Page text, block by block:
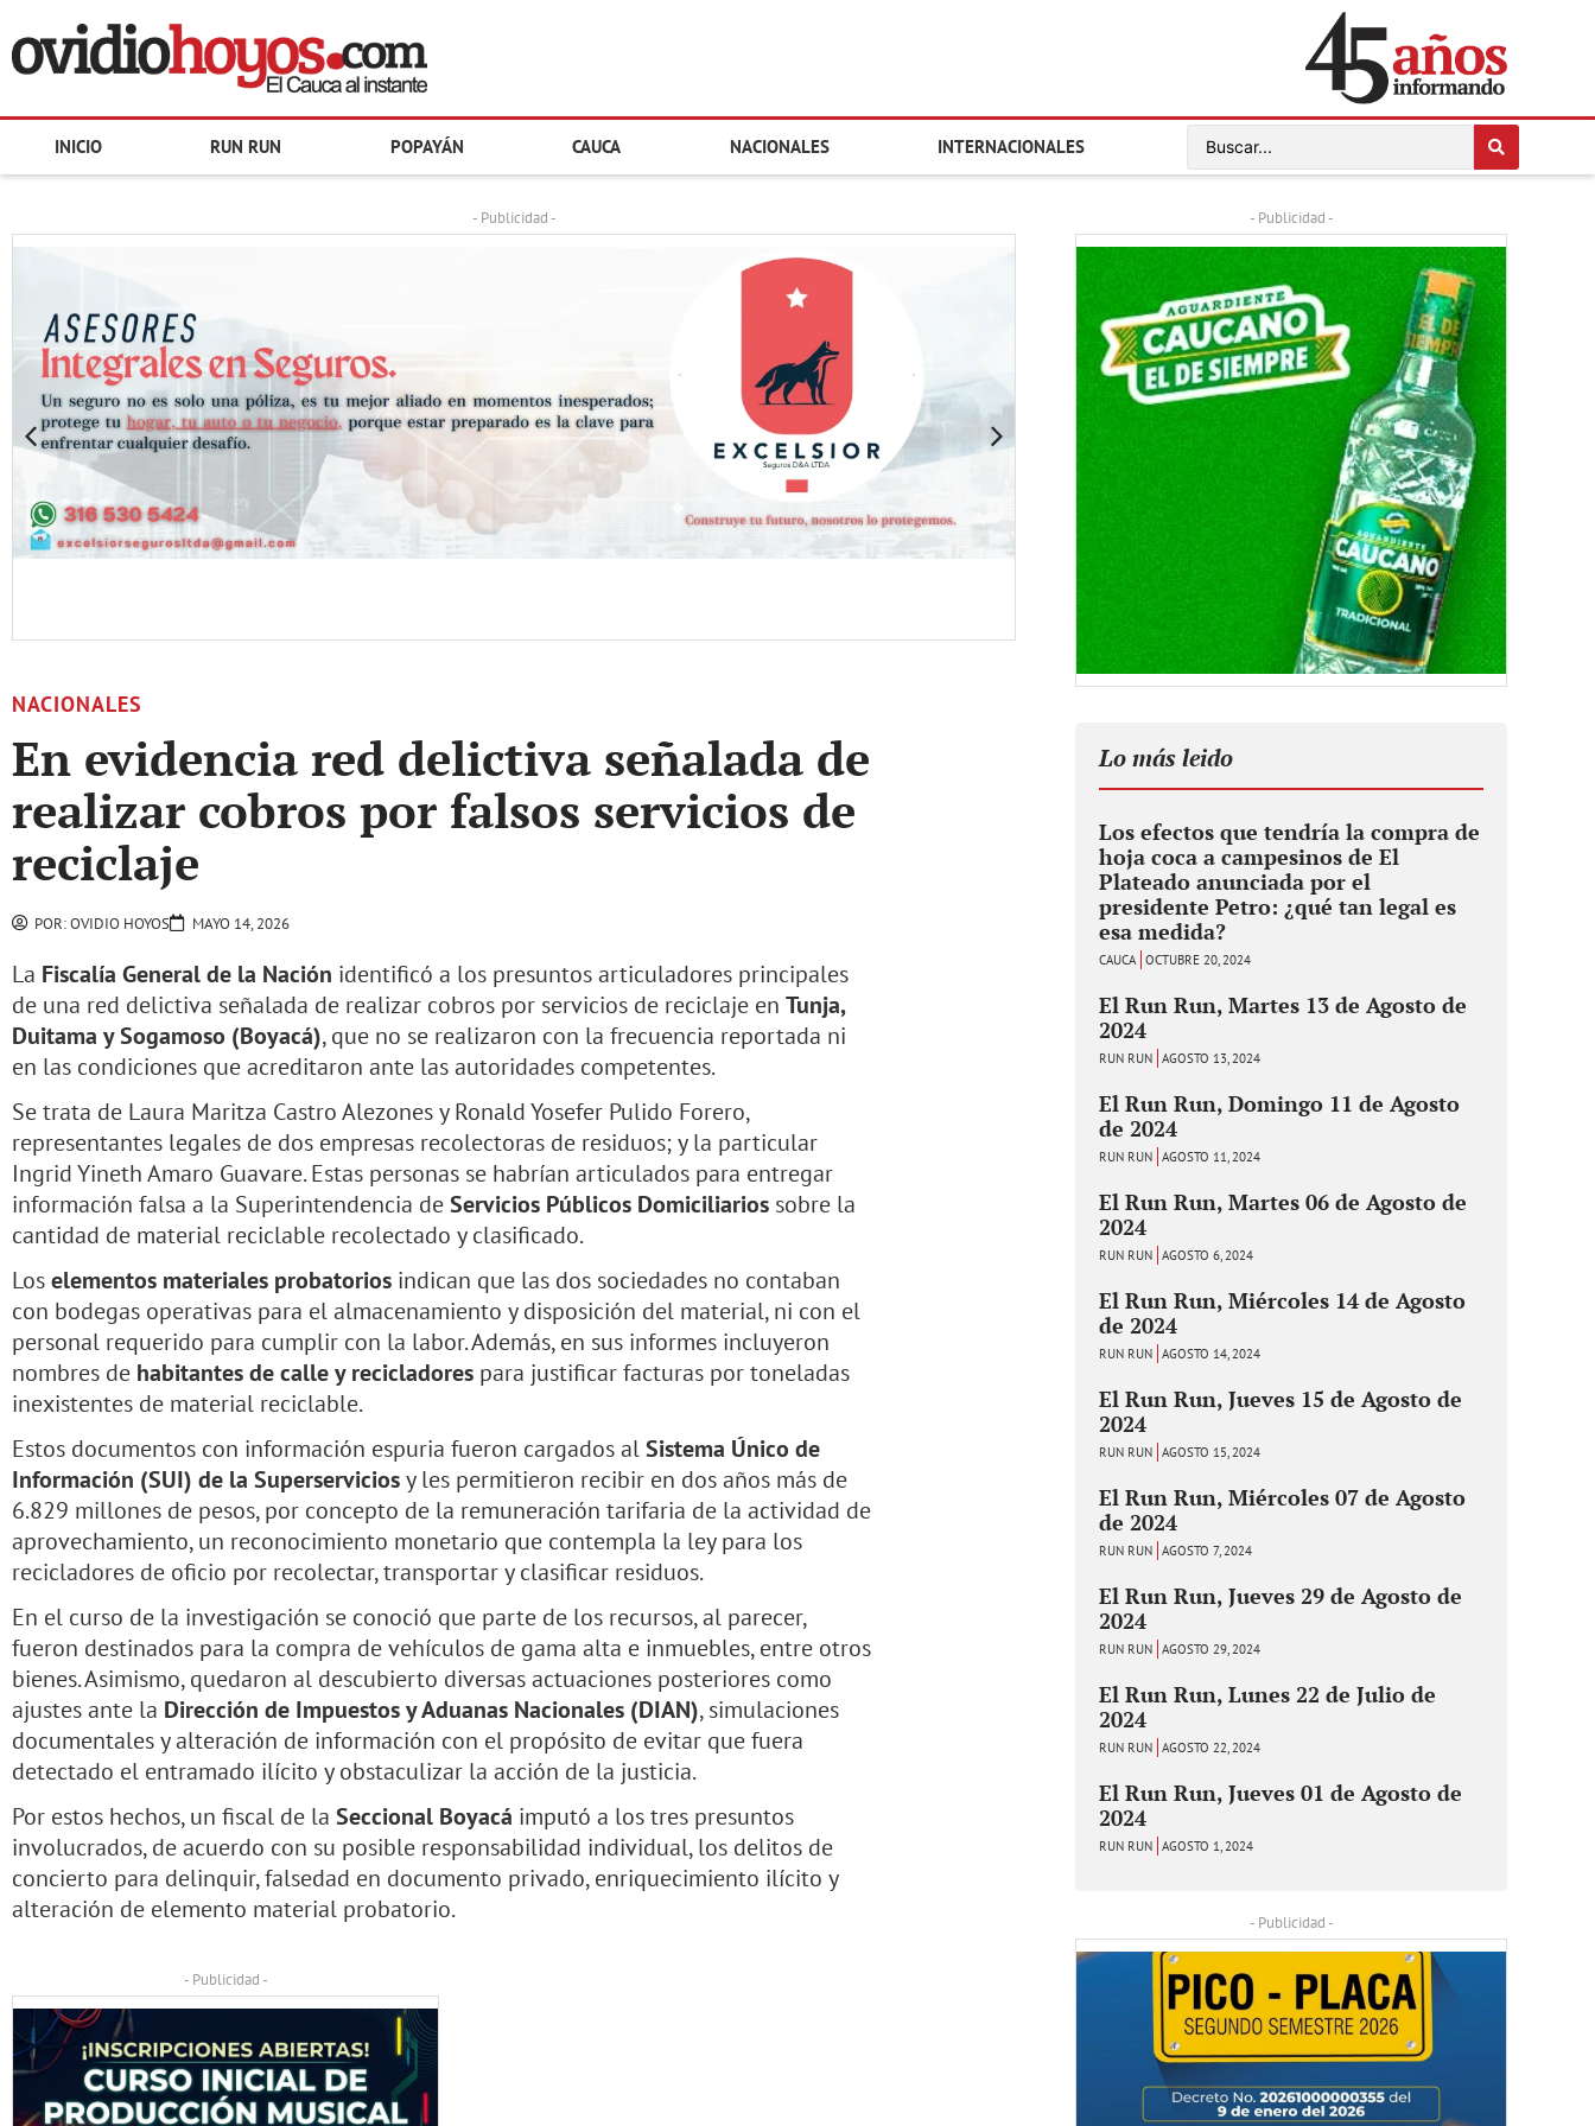
INICIO RUN RUN POPAYÁN CAUCA NACIONALES INTERNACIONALES
- Publicidad -
NACIONALES
En evidencia red delictiva señalada de
realizar cobros por falsos servicios de
reciclaje
POR:OVIDIO HOYOS MAYO 14, 2026
La Fiscalía General de la Nación identificó a los presuntos articuladores principales
de una red delictiva señalada de realizar cobros por servicios de reciclaje en Tunja,
Duitama y Sogamoso (Boyacá), que no se realizaron con la frecuencia reportada ni
en las condiciones que acreditaron ante las autoridades competentes.
Se trata de Laura Maritza Castro Alezones y Ronald Yosefer Pulido Forero,
representantes legales de dos empresas recolectoras de residuos; y la particular
Ingrid Yineth Amaro Guavare. Estas personas se habrían articulados para entregar
información falsa a la Superintendencia deServicios Públicos Domiciliarios sobre la
cantidad de material reciclable recolectado y clasificado.
Loselementos materiales probatorios indican que las dos sociedades no contaban
con bodegas operativas para el almacenamiento y disposición del material, ni con el
personal requerido para cumplir con la labor. Además, en sus informes incluyeron
nombres de habitantes de calle y recicladores para justificar facturas por toneladas
inexistentes de material reciclable.
Estos documentos con información espuria fueron cargados alSistema Único de
Información (SUI) de la Superserviciosy les permitieron recibir en dos años más de
6.829 millones de pesos, por concepto de la remuneración tarifaria de la actividad de
aprovechamiento, un reconocimiento monetario que contempla la ley para los
recicladores de oficio por recolectar, transportar y clasificar residuos.
En el curso de la investigación se conoció que parte de los recursos, al parecer,
fueron destinados para la compra de vehículos de gama alta e inmuebles, entre otros
bienes. Asimismo, quedaron al descubierto diversas actuaciones posteriores como
ajustes ante la Dirección de Impuestos y Aduanas Nacionales (DIAN), simulaciones
documentales y alteración de información con el propósito de evitar que fuera
detectado el entramado ilícito y obstaculizar la acción de la justicia.
Por estos hechos, un fiscal de la Seccional Boyacá imputó a los tres presuntos
involucrados, de acuerdo con su posible responsabilidad individual, los delitos de
concierto para delinquir, falsedad en documento privado, enriquecimiento ilícito y
alteración de elemento material probatorio.
- Publicidad -
- Publicidad -
Lo más leido
Los efectos que tendría la compra de
hoja coca a campesinos de El
Plateado anunciada por el
presidente Petro: ¿qué tan legal es
esa medida?
CAUCA OCTUBRE 20, 2024
El Run Run, Martes 13 de Agosto de
2024
RUN RUN AGOSTO 13, 2024
El Run Run, Domingo 11 de Agosto
de 2024
RUN RUN AGOSTO 11, 2024
El Run Run, Martes 06 de Agosto de
2024
RUN RUN AGOSTO 6, 2024
El Run Run, Miércoles 14 de Agosto
de 2024
RUN RUN AGOSTO 14, 2024
El Run Run, Jueves 15 de Agosto de
2024
RUN RUN AGOSTO 15, 2024
El Run Run, Miércoles 07 de Agosto
de 2024
RUN RUN AGOSTO 7, 2024
El Run Run, Jueves 29 de Agosto de
2024
RUN RUN AGOSTO 29, 2024
El Run Run, Lunes 22 de Julio de
2024
RUN RUN AGOSTO 22, 2024
El Run Run, Jueves 01 de Agosto de
2024
RUN RUN AGOSTO 1, 2024
- Publicidad -